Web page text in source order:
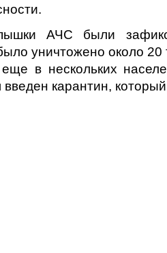
АЧС были
уничтожено около
в нескольких
карантин,